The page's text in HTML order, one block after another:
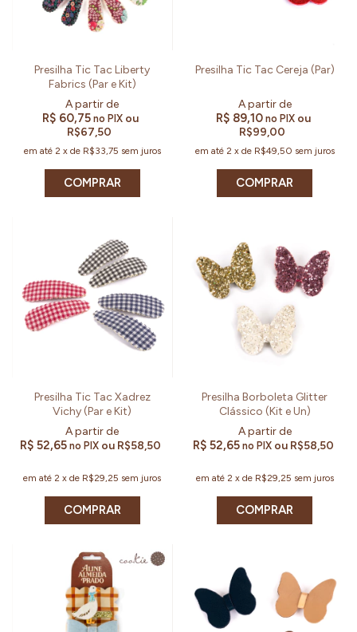
Presilha Tic Tac Liberty
Fabrics (Par e Kit)
R$ 60,75 no PIX ou
R$67,50
em até 2 x de R$33,75 sem juros
COMPRAR
Presilha Tic Tac Cereja (Par)
R$ 89,10no PIX ou
R$99,00
em até 2 x de R$49,50 sem juros
COMPRAR
Presilha Tic Tac Xadrez
Vichy (Par e Kit)
R$ 52,65 no PIX ou R$58,50
em até2 xde R$29,25 sem juros
COMPRAR
Presilha Borboleta Glitter
Clássico (Kit e Un)
R$ 52,65no PIX ou R$58,50
em até 2 x de R$29,25 sem juros
COMPRAR